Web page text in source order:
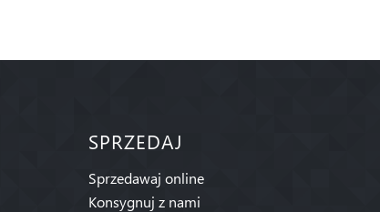
SPRZEDAJ
Sprzedawaj online
Konsygnuj z nami